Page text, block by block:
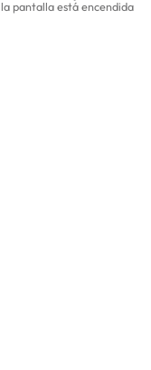
pantalla está encendida